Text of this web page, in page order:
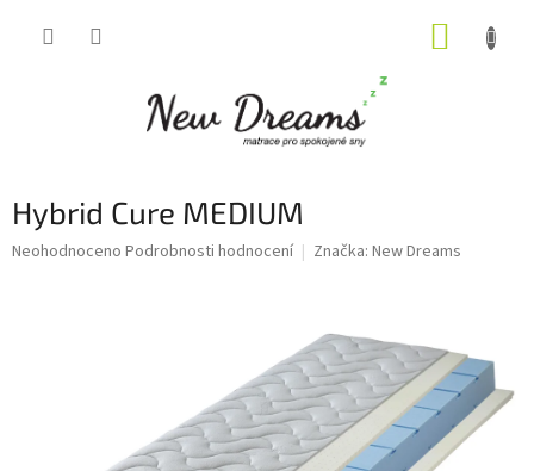
Hybrid Cure MEDIUM
Průměrné
Neohodnoceno Podrobnosti hodnocení Značka: New Dreams